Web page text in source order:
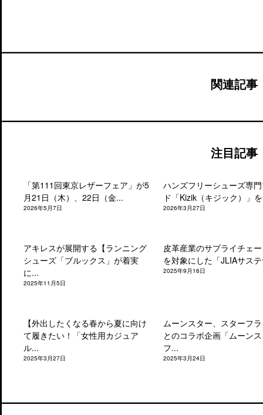
関連記事
注目記事
「第111回東京レザーフェア」が5
月21日（木）、22日（金...
2026年5月7日
ハンズフリーシューズ専
ド「Kizik（キジック）」
2026年3月27日
アキレスが展開する【ランニング
シューズ「ブルックス」が着実
に...
2025年11月5日
皮革産業のサプライチェ
を対象にした「JLIAサス
2025年9月16日
【外出したくなる春から夏に向け
て履きたい！「女性用カジュア
ル...
2025年3月27日
ムーンスター、スターフ
とのコラボ企画「ムーン
フ...
2025年3月24日